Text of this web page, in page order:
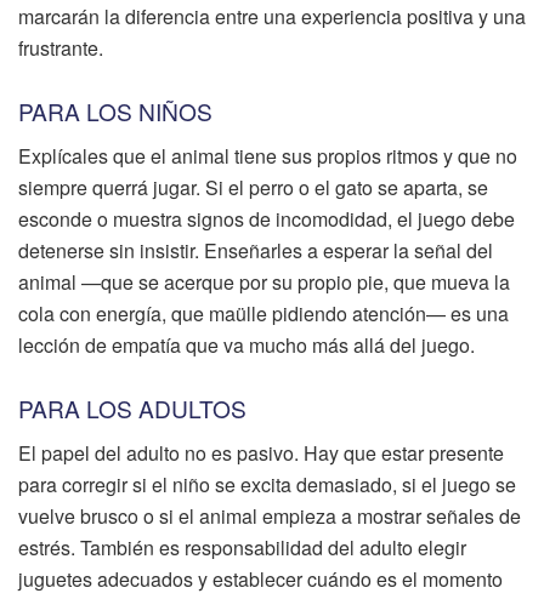
marcarán la diferencia entre una experiencia positiva y una
frustrante.
PARA LOS NIÑOS
Explícales que el animal tiene sus propios ritmos y que no
siempre querrá jugar. Si el perro o el gato se aparta, se
esconde o muestra signos de incomodidad, el juego debe
detenerse sin insistir. Enseñarles a esperar la señal del
animal —que se acerque por su propio pie, que mueva la
cola con energía, que maülle pidiendo atención— es una
lección de empatía que va mucho más allá del juego.
PARA LOS ADULTOS
El papel del adulto no es pasivo. Hay que estar presente
para corregir si el niño se excita demasiado, si el juego se
vuelve brusco o si el animal empieza a mostrar señales de
estrés. También es responsabilidad del adulto elegir
juguetes adecuados y establecer cuándo es el momento